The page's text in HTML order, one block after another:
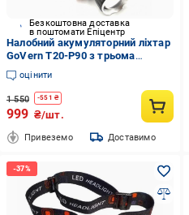
Безкоштовна доставка
в поштомати Епіцентр
Налобний акумуляторний ліхтар
GoVern T20-P90 з трьома
режимами Чорний (GV-1032)
оцінити
1 550 -551 ₴
999 ₴/шт.
Привеземо Доставимо